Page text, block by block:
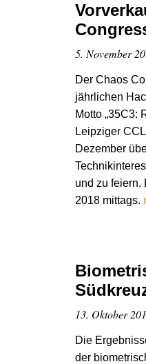
5. November
Der Chaos
jährlichen
Motto „35C3:
Leipziger
Dezember
und zu feiern.
2018 mittags.
13. Oktober
Die
der